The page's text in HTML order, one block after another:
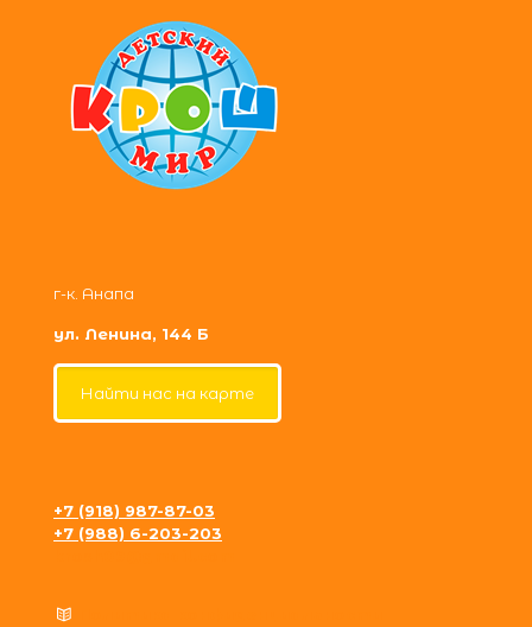
г-к. Анапа
ул. Ленина, 144 Б
Найти нас на карте
+7 (918) 987-87-03
+7 (988) 6-203-203